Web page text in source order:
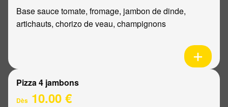
Base sauce tomate, fromage, jambon de dinde,
artichauts, chorizo de veau, champignons
Pizza 4 jambons
Dès 10.00 €